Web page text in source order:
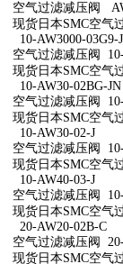
空气过滤减压阀
现货日本SMC空气
10-AW3000-03G9-
空气过滤减压阀
现货日本SMC空气
10-AW30-02BG-JN
空气过滤减压阀
现货日本SMC空气
10-AW30-02-J
空气过滤减压阀
现货日本SMC空气
10-AW40-03-J
空气过滤减压阀
现货日本SMC空气
20-AW20-02B-C
空气过滤减压阀
现货日本SMC空气